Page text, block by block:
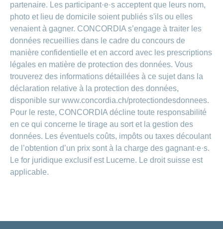
Des
questions?
Afficher
ou
masquer
la
rubrique
Psychologie
Alimentation
Fitness
Carrières
et
offres
d’emploi
Apprentissage
CONCORDIA
Tes
avantages
chez
CONCORDIA
partenaire. Les participant·e·s acceptent que leurs nom,
photo et lieu de domicile soient publiés s'ils ou elles
venaient à gagner. CONCORDIA s’engage à traiter les
données recueillies dans le cadre du concours de
manière confidentielle et en accord avec les prescriptions
légales en matière de protection des données. Vous
trouverez des informations détaillées à ce sujet dans la
déclaration relative à la protection des données,
disponible sur www.concordia.ch/protectiondesdonnees.
Pour le reste, CONCORDIA décline toute responsabilité
en ce qui concerne le tirage au sort et la gestion des
données. Les éventuels coûts, impôts ou taxes découlant
de l’obtention d’un prix sont à la charge des gagnant·e·s.
Le for juridique exclusif est Lucerne. Le droit suisse est
applicable.